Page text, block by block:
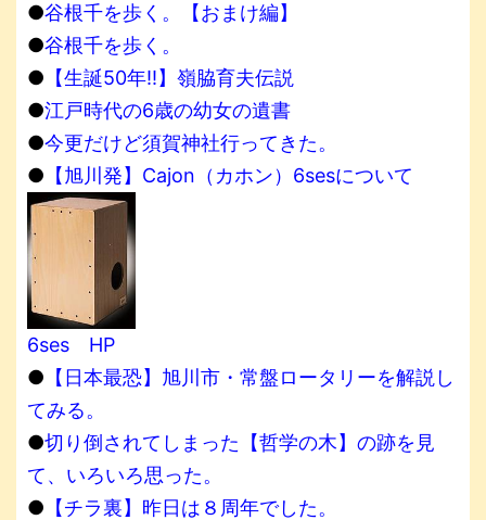
●谷根千を歩く。【おまけ編】
●谷根千を歩く。
● 【生誕50年!!】嶺脇育夫伝説
●江戸時代の6歳の幼女の遺書
●今更だけど須賀神社行ってきた。
● 【旭川発】Cajon（カホン）6sesについて
6ses HP
● 【日本最恐】旭川市・常盤ロータリーを解説し
てみる。
●切り倒されてしまった【哲学の木】の跡を見
て、いろいろ思った。
● 【チラ裏】昨日は８周年でした。